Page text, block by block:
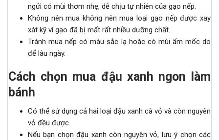
ngửi có mùi thơm nhẹ, dễ chịu tự nhiên của gạo nếp.
Không nên mua không nên mua loại gạo nếp được xay
xát kỹ vì gạo đã bị mất rất nhiều dưỡng chất.
Tránh mua nếp có màu sắc lạ hoặc có mùi ẩm mốc do
để lâu ngày.
Cách chọn mua đậu xanh ngon làm
bánh
Có thể sử dụng cả hai loại đậu xanh cà vỏ và còn nguyên
vỏ đều được.
Nếu bạn chọn đậu xanh còn nguyên vỏ, lưu ý chọn các